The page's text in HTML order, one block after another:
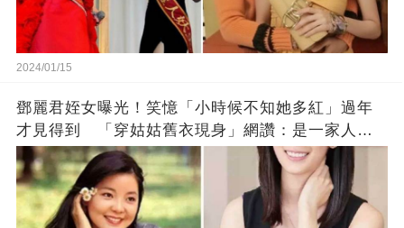
2024/01/15
鄧麗君姪女曝光！笑憶「小時候不知她多紅」過年
才見得到 「穿姑姑舊衣現身」網讚：是一家人沒
錯!